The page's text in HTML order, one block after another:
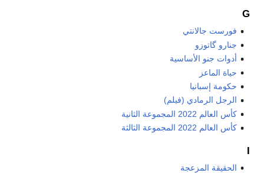
G
فورست جالانتي
جنارو گاتوزو
أدوات جنو الأساسية
حياة الماعز
حكومة إسبانيا
الرجل الرمادي (فيلم)
كأس العالم 2022 المجموعة الثانية
كأس العالم 2022 المجموعة الثالثة
I
الحقيقة المزعجة